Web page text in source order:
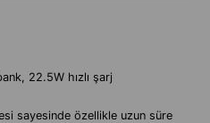
22.5W hızlı şarj
sayesinde özellikle uzun süre